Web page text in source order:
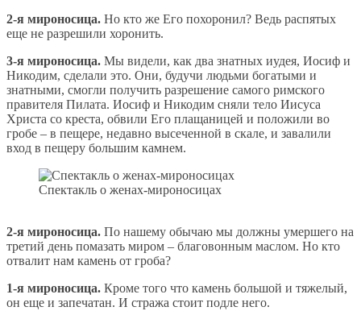
2-я мироносица. Но кто же Его похоронил? Ведь распятых
еще не разрешили хоронить.
3-я мироносица. Мы видели, как два знатных иудея, Иосиф и
Никодим, сделали это. Они, будучи людьми богатыми и
знатными, смогли получить разрешение самого римского
правителя Пилата. Иосиф и Никодим сняли тело Иисуса
Христа со креста, обвили Его плащаницей и положили во
гробе – в пещере, недавно высеченной в скале, и завалили
вход в пещеру большим камнем.
Спектакль о женах-мироносицах
2-я мироносица. По нашему обычаю мы должны умершего на
третий день помазать миром – благовонным маслом. Но кто
отвалит нам камень от гроба?
1-я мироносица. Кроме того что камень большой и тяжелый,
он еще и запечатан. И стража стоит подле него.